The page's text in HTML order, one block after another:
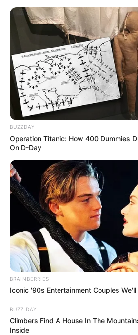
au
contenu AU PETIT
Pronostic Gratuit du Tiercé
Menu
PRONOSTIC QUINTÉ PRIX
07-2026
BUZZDAY
Operation Titanic: How 400 Dummies
On D-Day
BRAINBERRIES
Iconic '90s Entertainment Couples
BUZZ DAY
Climbers Find A House In The
Inside